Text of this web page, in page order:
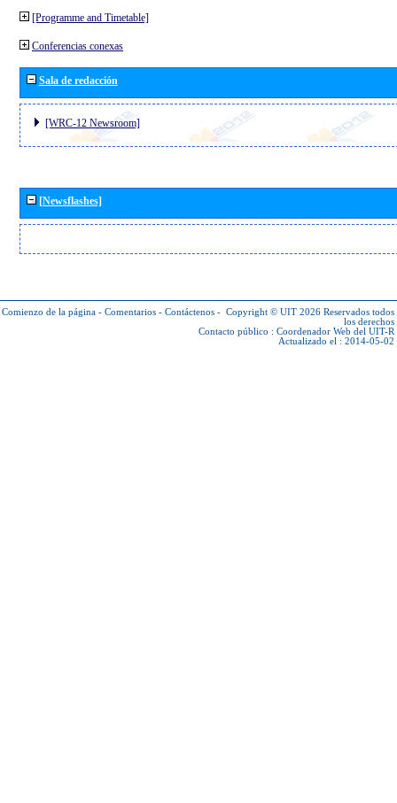
[Programme and Timetable]
Conferencias conexas
Sala de redacción
[WRC-12 Newsroom]
[Newsflashes]
Comienzo de la página - Comentarios - Contáctenos - Copyright © UIT 2026 Reservados todos
los derechos
Contacto público : Coordenador Web del UIT-R
Actualizado el : 2014-05-02